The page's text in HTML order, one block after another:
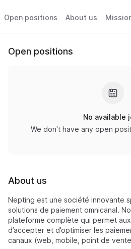
Open positions About us
Open positions
No available
We don't have any open
About us
Nepting est une société innovante
solutions de paiement omnicanal.
plateforme complète qui permet
d’accepter et d’optimiser les
canaux (web, mobile, point de